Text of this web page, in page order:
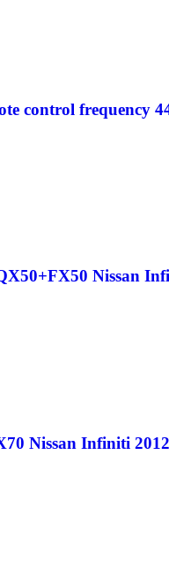
Nissan
Nissan Infiniti